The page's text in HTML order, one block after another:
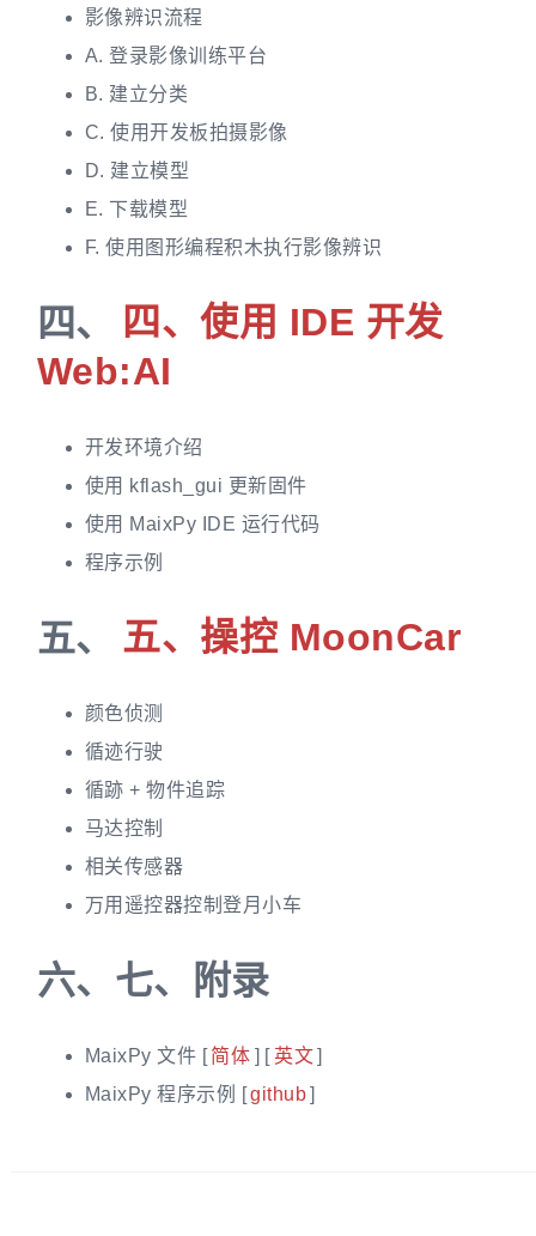
影像辨识流程
A. 登录影像训练平台
B. 建立分类
C. 使用开发板拍摄影像
D. 建立模型
E. 下载模型
F. 使用图形编程积木执行影像辨识
四、
四、使用 IDE 开发
Web:AI
开发环境介绍
使用 kflash_gui 更新固件
使用 MaixPy IDE 运行代码
程序示例
五、 五、操控 MoonCar
颜色侦测
循迹行驶
循跡 + 物件追踪
马达控制
相关传感器
万用遥控器控制登月小车
六、 七、附录
MaixPy 文件 [ 简体 英文
MaixPy 程序示例 [
github